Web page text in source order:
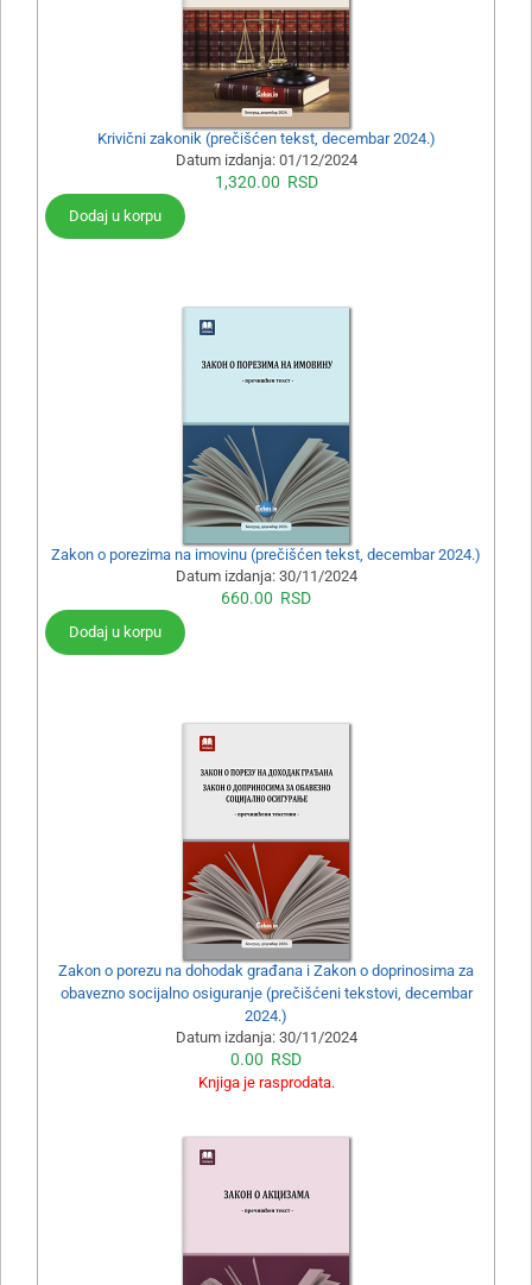
Krivični zakonik (prečišćen tekst, decembar 2024.)
Datum izdanja: 01/12/2024
1,320.00 RSD
Dodaj u korpu
Zakon o porezima na imovinu (prečišćen tekst, decembar 2024.)
Datum izdanja: 30/11/2024
660.00 RSD
Dodaj u korpu
Zakon o porezu na dohodak građana i Zakon o doprinosima za
obavezno socijalno osiguranje (prečišćeni tekstovi, decembar
2024.)
Datum izdanja: 30/11/2024
0.00 RSD
Knjiga je rasprodata.